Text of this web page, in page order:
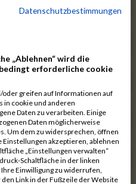
00:31:52.2
00:31:58.4
00:31:58.6
00:31:59.1
00:31:59.2
00:32:01.9
Datenschutzbestimmungen
„Ablehnen“ wird die
erforderliche cookie
greifen auf Informationen auf
in cookie und anderen
Daten zu verarbeiten. Einige
Daten möglicherweise
Um dem zu widersprechen, öffnen
Einstellungen akzeptieren, ablehnen
„Einstellungen verwalten“
Schaltfläche in der linken
Einwilligung zu widerrufen,
Link in der Fußzeile der Website